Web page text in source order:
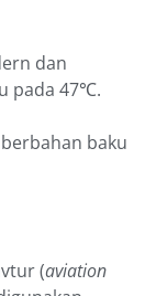
dan
pada 47℃.
baku
(aviation